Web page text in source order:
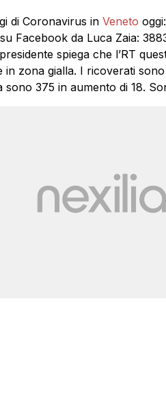
di Coronavirus in Veneto
Facebook da Luca Zaia:
spiega che l’RT
zona gialla. I ricoverati
sono 375 in aumento di 18.